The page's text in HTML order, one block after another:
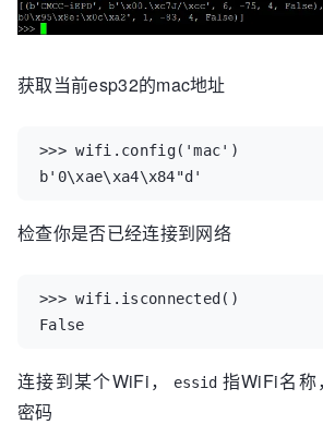
获取当前esp32的mac地址
>>> wifi . config( 'mac' )
b'0\xae\xa4\x84"d'
检查你是否已经连接到网络
>>> wifi . isconnected ()
False
连接到某个WiFi， essid 指WiFi名称，
密码